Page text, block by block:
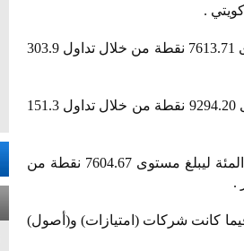
وارتفع مؤشر السوق الرئيسي 36.57 نقطة بنسبة 0.48 في المئة ليبلغ مستوى 7613.71 نقطة من خلال تداول 303.9
كما ارتفع مؤشر السوق الأول 37.29 نقطة بنسبة 0.40 في المئة ليبلغ مستوى 9294.20 نقطة من خلال تداول 151.3
في موازاة ذلك ارتفع مؤشر (رئيسي 50) 17.44 نقطة بنسبة بلغت 0.23 في المئة ليبلغ مستوى 7604.67 نقطة من
كانت شركات (امتيازات) و(أصول)